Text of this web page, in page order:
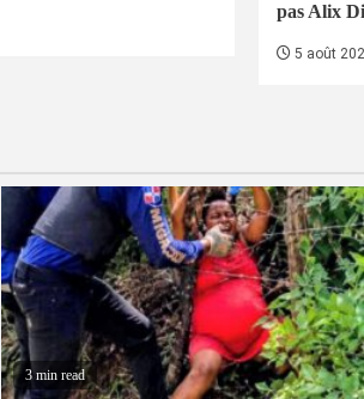
pas Alix
5 août
3 min read